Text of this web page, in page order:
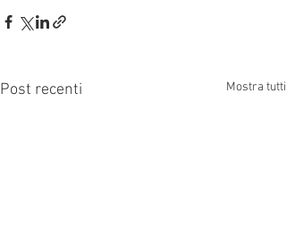
Post recenti Mostra tutti